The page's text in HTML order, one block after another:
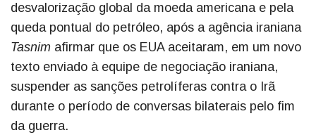
desvalorização global da moeda americana e pela
queda pontual do petróleo, após a agência iraniana
Tasnim afirmar que os EUA aceitaram, em um novo
texto enviado à equipe de negociação iraniana,
suspender as sanções petrolíferas contra o Irã
durante o período de conversas bilaterais pelo fim
da guerra.